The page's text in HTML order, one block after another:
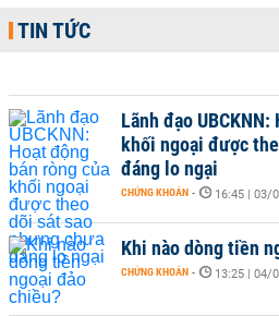
TIN TỨC
Lãnh đạo
khối ngoại được
đáng lo ngại
CHỨNG KHOÁN - 16:45 | 03/
Khi nào dòng tiền
CHỨNG KHOÁN - 13:25 | 04/